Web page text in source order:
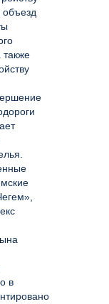
объезд
также
в